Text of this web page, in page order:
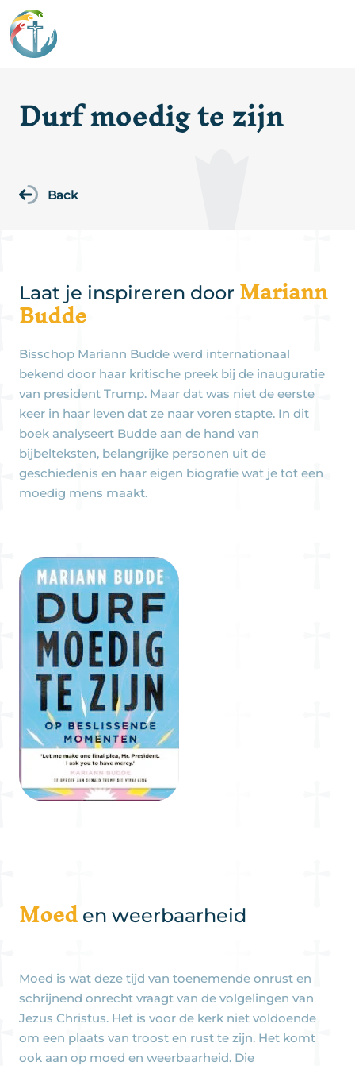
Durf moedig te zijn
Back
Laat je inspireren door Mariann
Budde
Bisschop Mariann Budde werd internationaal
bekend door haar kritische preek bij de inauguratie
van president Trump. Maar dat was niet de eerste
keer in haar leven dat ze naar voren stapte. In dit
boek analyseert Budde aan de hand van
bijbelteksten, belangrijke personen uit de
geschiedenis en haar eigen biografie wat je tot een
moedig mens maakt.
Moeden weerbaarheid
Moed is wat deze tijd van toenemende onrust en
schrijnend onrecht vraagt van de volgelingen van
Jezus Christus. Het is voor de kerk niet voldoende
om een plaats van troost en rust te zijn. Het komt
ook aan op moed en weerbaarheid. Die